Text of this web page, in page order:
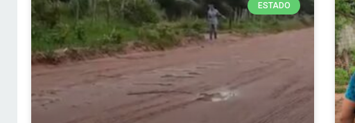
ESTADO